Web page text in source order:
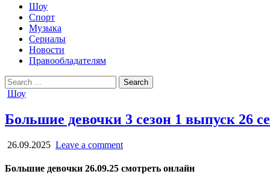
Шоу
Спорт
Музыка
Сериалы
Новости
Правообладателям
Search
for:
Posted
Шоу
Большие девочки 3 сезон 1 выпуск 26
26.09.2025 Leave a comment
Большие девочки 26.09.25 смотреть онлайн